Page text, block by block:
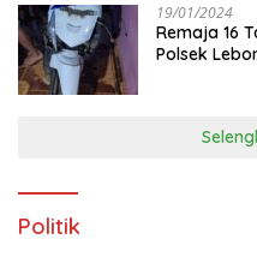
19/01/2024
Remaja 16
Polsek
Politik